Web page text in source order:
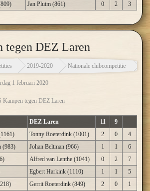
Jan Pluim (861) 0 2 3
tegen DEZ Laren
2019-2020 Nationale clubcompetitie
1 februari 2020
Kampen tegen DEZ Laren
DEZ Laren 11
9
Tonny Roeterdink (1001) 2 0
4
(983) Johan Beltman (966) 1 1
6
Alfred van Lenthe (1041) 0 2
7
Egbert Harkink (1110) 1 1
5
Gerrit Roeterdink (849) 2 0
1